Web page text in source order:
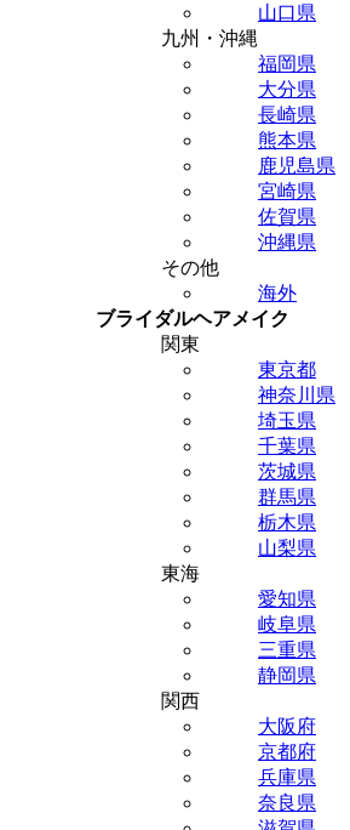
山口県
九州・沖縄
福岡県
大分県
長崎県
熊本県
鹿児島県
宮崎県
佐賀県
沖縄県
その他
海外
ブライダルヘアメイク
関東
東京都
神奈川県
埼玉県
千葉県
茨城県
群馬県
栃木県
山梨県
東海
愛知県
岐阜県
三重県
静岡県
関西
大阪府
京都府
兵庫県
奈良県